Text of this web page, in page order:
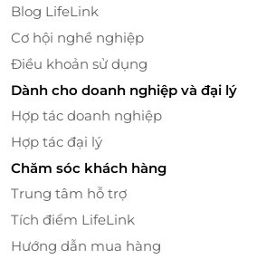
Mua sắm dễ dàng trên LifeLink
LifeLink là một trong những nền
tuyến uy tín, mang đến cho
ưu đãi và khuyến mại hấp
tặng LocknLock 1.000.000đ
nhận được nhiều quyền lợi,
chương trình giảm giá đặc biệt,
cơ hội tham gia các chương
LifeLink. Đặc biệt, giao diện
thân thiện và dễ sử dụng,
kiếm và mua sắm thẻ quà
Blog LifeLink
Cơ hội nghề nghiệp
Điều khoản sử dụng
Dành cho doanh nghiệp và đại lý
Hợp tác doanh nghiệp
Hợp tác đại lý
Chăm sóc khách hàng
Trung tâm hỗ trợ
Tích điểm LifeLink
Hướng dẫn mua hàng